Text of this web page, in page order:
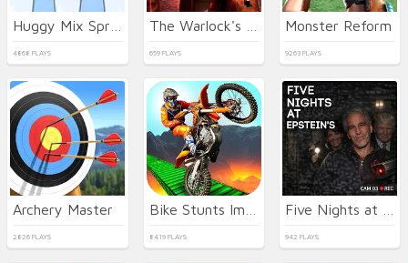
4868 PLAYS 659 PLAYS
Monster Reform
9263 PLAYS
Archery Master
2826 PLAYS 8419 PLAYS 942 PLAYS